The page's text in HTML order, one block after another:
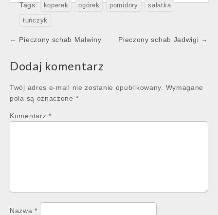
Tags: koperek ogórek pomidory sałatka
tuńczyk
Post
← Pieczony schab Malwiny Pieczony schab Jadwigi →
Dodaj komentarz
Twój adres e-mail nie zostanie opublikowany.
Wymagane
pola są oznaczone *
Komentarz *
Nazwa*